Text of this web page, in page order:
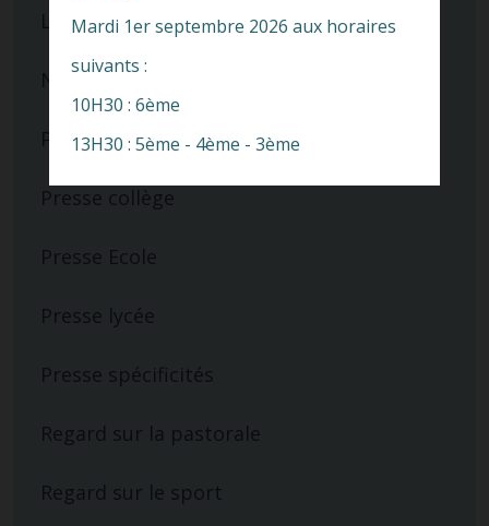
Lycée
Nos spécificités
Pastorale
Presse collège
Presse Ecole
Presse lycée
Presse spécificités
Regard sur la pastorale
Regard sur le sport
Mardi 1er septembre 2026 aux horaires
suivants :
10H30 : 6ème
13H30 : 5ème - 4ème - 3ème